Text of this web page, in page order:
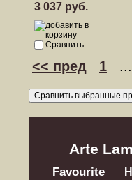
3 037 руб.
Сравнить
<< пред 1
Arte
Favourite